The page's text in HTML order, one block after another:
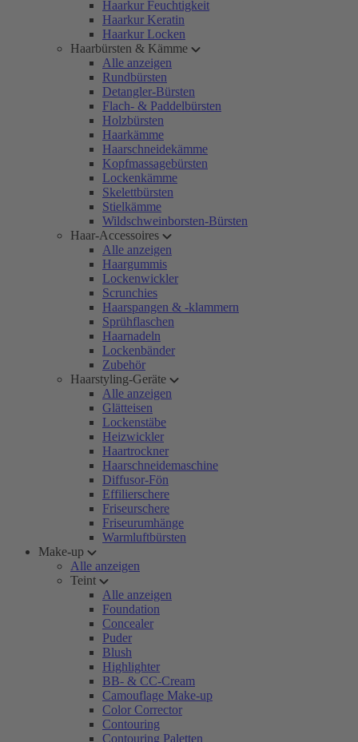
Haarkur Feuchtigkeit
Haarkur Keratin
Haarkur Locken
Haarbürsten & Kämme
Alle anzeigen
Rundbürsten
Detangler-Bürsten
Flach- & Paddelbürsten
Holzbürsten
Haarkämme
Haarschneidekämme
Kopfmassagebürsten
Lockenkämme
Skelettbürsten
Stielkämme
Wildschweinborsten-Bürsten
Haar-Accessoires
Alle anzeigen
Haargummis
Lockenwickler
Scrunchies
Haarspangen & -klammern
Sprühflaschen
Haarnadeln
Lockenbänder
Zubehör
Haarstyling-Geräte
Alle anzeigen
Glätteisen
Lockenstäbe
Heizwickler
Haartrockner
Haarschneidemaschine
Diffusor-Fön
Effilierschere
Friseurschere
Friseurumhänge
Warmluftbürsten
Make-up
Alle anzeigen
Teint
Alle anzeigen
Foundation
Concealer
Puder
Blush
Highlighter
BB- & CC-Cream
Camouflage Make-up
Color Corrector
Contouring
Contouring Paletten